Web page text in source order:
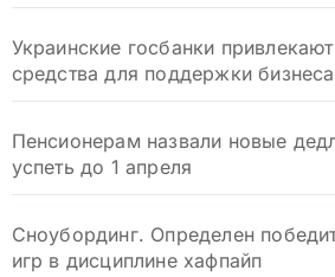
Украинские госбанки
средства для поддержки
Пенсионерам назвали новые
успеть до 1 апреля
Сноубординг. Определен
игр в дисциплине хафпайп